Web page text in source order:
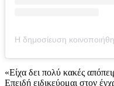
«Είχα δει πολύ κακές
Επειδή ειδικεύομαι στον